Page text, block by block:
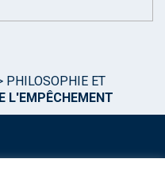
PHILOSOPHIE ET
L'EMPÊCHEMENT